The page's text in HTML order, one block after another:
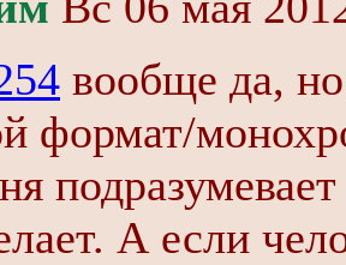
вообще да,
формат/
А если